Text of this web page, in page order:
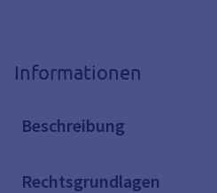
Informationen
Beschreibung
Rechtsgrundlagen